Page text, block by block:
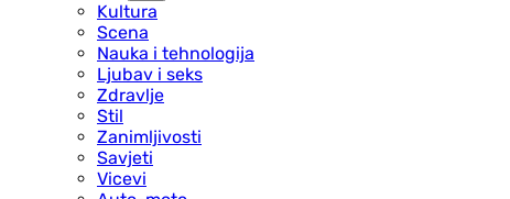
Kultura
Scena
Nauka i tehnologija
Ljubav i seks
Zdravlje
Stil
Zanimljivosti
Savjeti
Vicevi